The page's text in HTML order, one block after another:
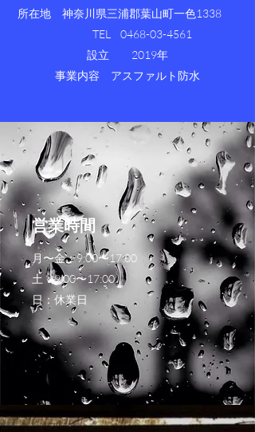
所在地 神奈川県三浦郡葉山町一色1338
TEL 0468-03-4561
設立 2019年
事業内容 アスファルト防水
営業時間
月〜金：9:00〜17:00
土：9:00〜17:00
日：休業日